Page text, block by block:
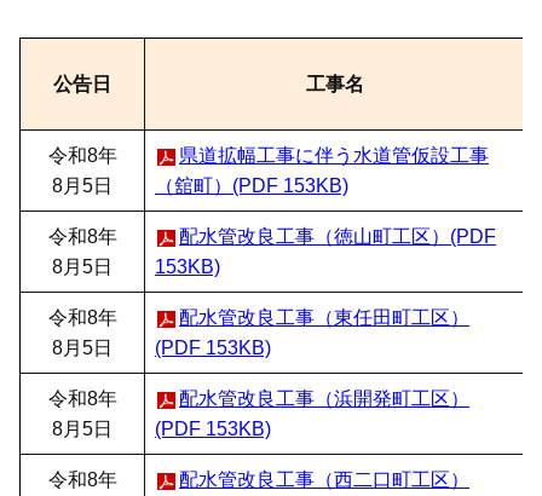
公告日 工事名
令和8年
8月5日
県道拡幅工事に伴う水道管仮設工事
（舘町）(PDF 153KB)
令和8年
8月5日
配水管改良工事（徳山町工区）(PDF
153KB)
令和8年
8月5日
配水管改良工事（東任田町工区）
(PDF 153KB)
令和8年
8月5日
配水管改良工事（浜開発町工区）
(PDF 153KB)
令和8年
配水管改良工事（西二口町工区）